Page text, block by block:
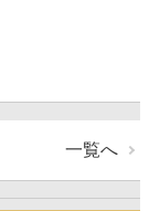
一覧へ